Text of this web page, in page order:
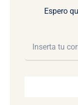
Espero